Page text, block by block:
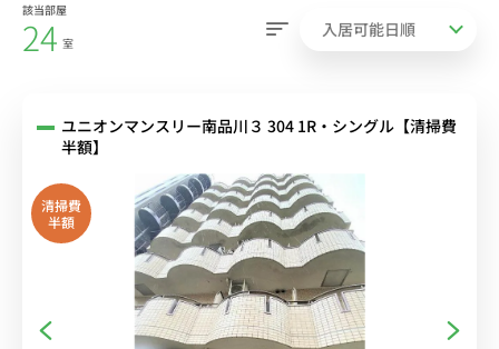
該当部屋
24 室
ユニオンマンスリー南品川３ 304 1R・シングル【清掃費
半額】
清掃費
半額